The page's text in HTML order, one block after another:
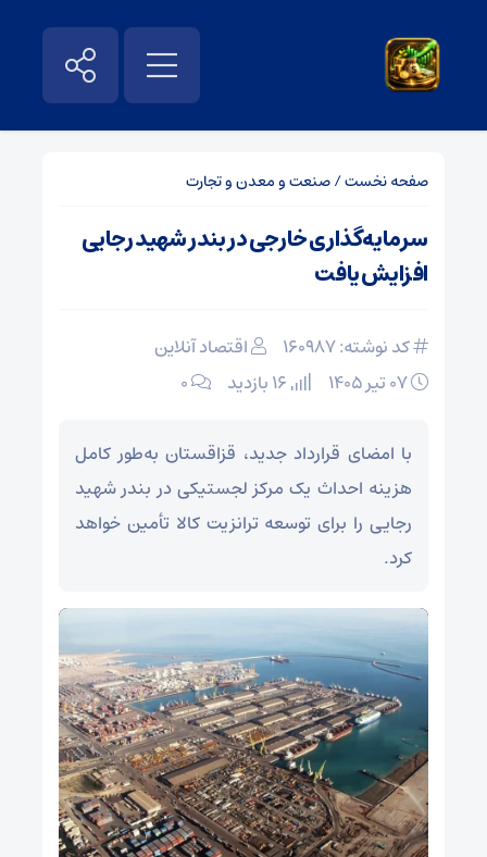
صفحه نخست/صنعت و معدن و تجارت
سرمایه‌گذاری خارجی در بندر شهید رجایی
افزایش یافت
کد نوشته: 160987
اقتصاد آنلاین
۰
با امضای قرارداد جدید، قزاقستان به‌طور کامل
هزینه احداث یک مرکز لجستیکی در بندر شهید
رجایی را برای توسعه ترانزیت کالا تأمین خواهد
کرد.